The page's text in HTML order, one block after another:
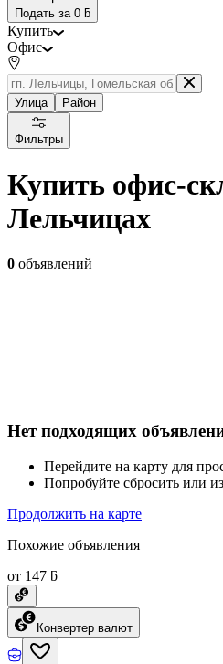
Подать за 0 ƃ
Купить
Офис
Улица Район
Фильтры
Купить офис-
Лельчицах
0 объявлений
Нет подходящих
Перейдите на карту для
Попробуйте сбросить или
Продолжить на карте
Похожие объявления
от 147 ƃ
Конвертер валют